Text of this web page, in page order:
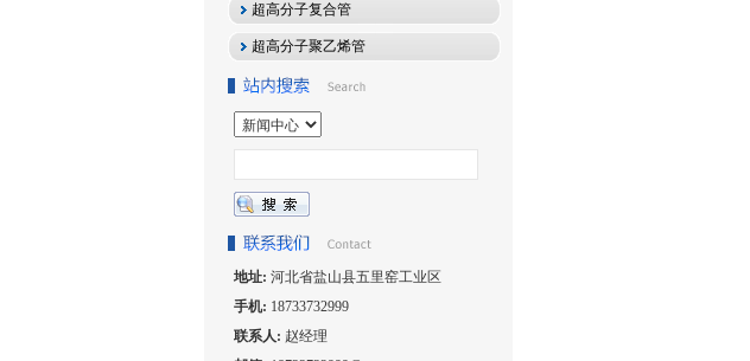
超高分子复合管
超高分子聚乙烯管
地址: 河北省盐山县五里窑工业区
手机: 18733732999
联系人: 赵经理